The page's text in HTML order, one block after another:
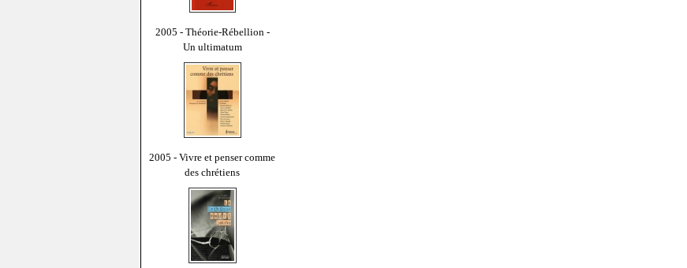
2005 - Théorie-Rébellion -
Un ultimatum
2005 - Vivre et penser comme
des chrétiens